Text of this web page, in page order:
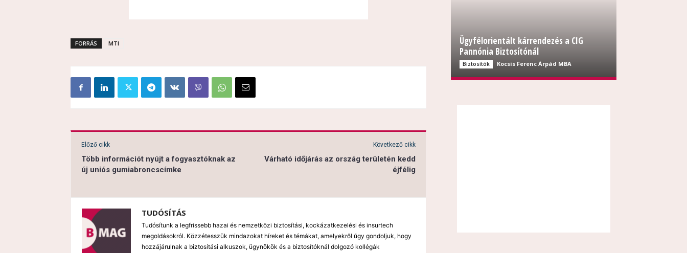
FORRÁS MTI
Előző cikk
Több információt nyújt a fogyasztóknak az
új uniós gumiabroncscímke
Következő cikk
Várható időjárás az ország területén kedd
éjfélig
TUDÓSÍTÁS
Tudósítunk a legfrissebb hazai és nemzetközi biztosítási, kockázatkezelési és insurtech
megoldásokról. Közzétesszük mindazokat híreket és témákat, amelyekről úgy gondoljuk, hogy
hozzájárulnak a biztosítási alkuszok, ügynökök és a biztosítóknál dolgozó kollégák
Ügyfélorientált kárrendezés a CIG
Pannónia Biztosítónál
Biztosítók Kocsis Ferenc Árpád MBA